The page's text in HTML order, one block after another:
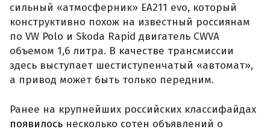
сильный «атмосферник» ЕА211 evo, который
конструктивно похож на известный россиянам
по VW Polo и Skoda Rapid двигатель CWVA
объемом 1,6 литра. В качестве трансмиссии
здесь выступает шестиступенчатый «автомат»,
а привод может быть только передним.
Ранее на крупнейших российских классифайдах
появилось несколько сотен объявлений о